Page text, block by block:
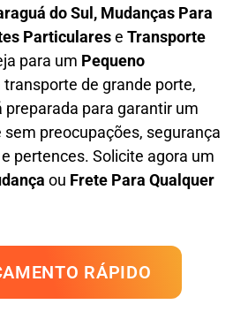
do Sul, Mudanças Para
Particularese Transporte
para um Pequeno
transporte de grande porte,
preparada para garantir um
preocupações, segurança
pertences. Solicite agora um
ou Frete Para Qualquer
RÁPIDO